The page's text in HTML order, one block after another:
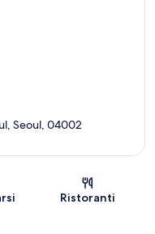
Seoul, 04002
Ristoranti